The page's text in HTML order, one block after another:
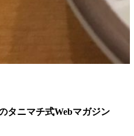
タニマチ式Webマガジン